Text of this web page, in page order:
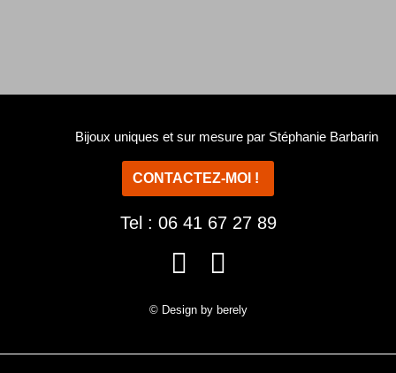
Bijoux uniques et sur mesure par Stéphanie Barbarin
CONTACTEZ-MOI !
Tel : 06 41 67 27 89
F
c
e
I
s
t
© Design by berely